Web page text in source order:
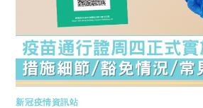
新冠疫情資訊站